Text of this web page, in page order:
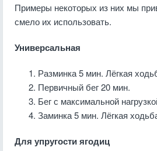
Примеры некоторых из них мы
смело их использовать.
Универсальная
Разминка 5 мин. Лёгкая
Первичный бег 20 мин.
Бег с максимальной
Заминка 5 мин. Лёгкая
Для упругости ягодиц